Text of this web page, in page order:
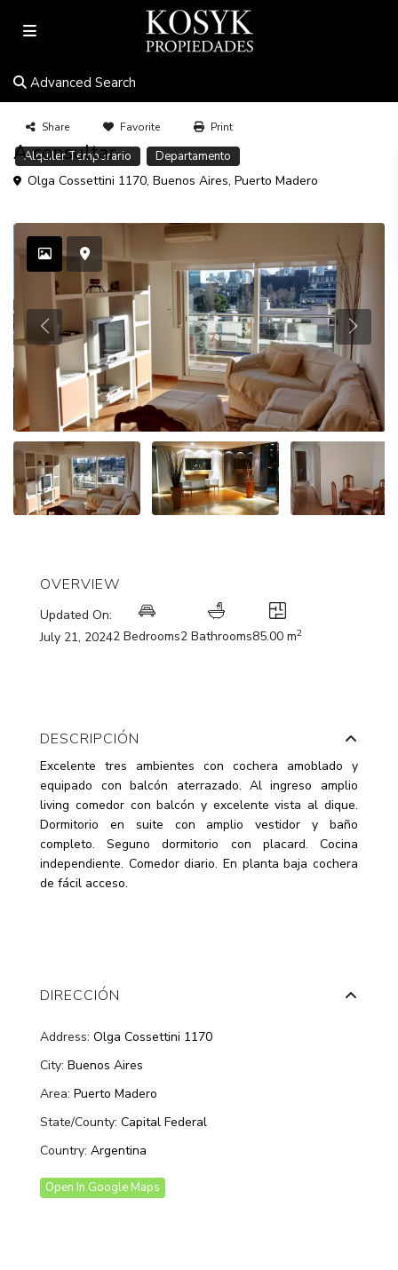
Advanced Search
Alquiler Temporario Departamento
A consultar.
Olga Cossettini 1170,Buenos Aires,Puerto Madero
Share Favorite Print
OVERVIEW
Updated On:
July 21, 20242 Bedrooms2 Bathrooms85.00 m2
DESCRIPCIÓN
Excelente tres ambientes con cochera amoblado y
equipado con balcón aterrazado. Al ingreso amplio
living comedor con balcón y excelente vista al dique.
Dormitorio en suite con amplio vestidor y baño
completo. Seguno dormitorio con placard. Cocina
independiente. Comedor diario. En planta baja cochera
de fácil acceso.
DIRECCIÓN
Address: Olga Cossettini 1170
City: Buenos Aires
Area: Puerto Madero
State/County: Capital Federal
Country: Argentina
Open In Google Maps